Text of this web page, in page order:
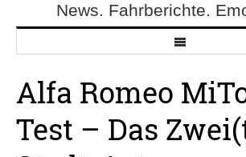
NewCarz.deNews. Fahrberichte.
Alfa Romeo
Test – Das